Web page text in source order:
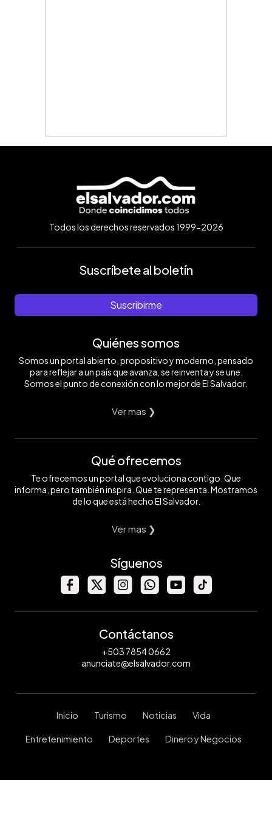
Todos los derechos reservados 1999-2026
Suscríbete al boletín
Suscribirme
Quiénes somos
Somos un portal abierto, propositivo y moderno, pensado
para reflejar a un país que avanza, se reinventa y se une.
Somos el punto de conexión con lo mejor de El Salvador.
Ver mas ❯
Qué ofrecemos
Te ofrecemos un portal que evoluciona contigo. Que
informa, pero también inspira. Que te representa. Mostramos
de lo que está hecho El Salvador.
Ver mas ❯
Síguenos
Contáctanos
+503 7854 0662
anunciate@elsalvador.com
Inicio Turismo Noticias Vida
Entretenimiento Deportes Dinero y Negocios